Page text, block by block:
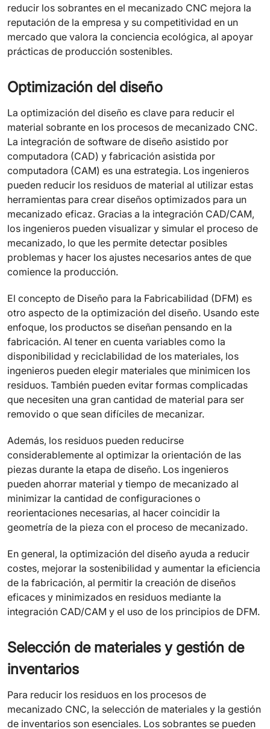
reducir los sobrantes en el mecanizado CNC mejora la
reputación de la empresa y su competitividad en un
mercado que valora la conciencia ecológica, al apoyar
prácticas de producción sostenibles.
Optimización del diseño
La optimización del diseño es clave para reducir el
material sobrante en los procesos de mecanizado CNC.
La integración de software de diseño asistido por
computadora (CAD) y fabricación asistida por
computadora (CAM) es una estrategia. Los ingenieros
pueden reducir los residuos de material al utilizar estas
herramientas para crear diseños optimizados para un
mecanizado eficaz. Gracias a la integración CAD/CAM,
los ingenieros pueden visualizar y simular el proceso de
mecanizado, lo que les permite detectar posibles
problemas y hacer los ajustes necesarios antes de que
comience la producción.
El concepto de Diseño para la Fabricabilidad (DFM) es
otro aspecto de la optimización del diseño. Usando este
enfoque, los productos se diseñan pensando en la
fabricación. Al tener en cuenta variables como la
disponibilidad y reciclabilidad de los materiales, los
ingenieros pueden elegir materiales que minimicen los
residuos. También pueden evitar formas complicadas
que necesiten una gran cantidad de material para ser
removido o que sean difíciles de mecanizar.
Además, los residuos pueden reducirse
considerablemente al optimizar la orientación de las
piezas durante la etapa de diseño. Los ingenieros
pueden ahorrar material y tiempo de mecanizado al
minimizar la cantidad de configuraciones o
reorientaciones necesarias, al hacer coincidir la
geometría de la pieza con el proceso de mecanizado.
En general, la optimización del diseño ayuda a reducir
costes, mejorar la sostenibilidad y aumentar la eficiencia
de la fabricación, al permitir la creación de diseños
eficaces y minimizados en residuos mediante la
integración CAD/CAM y el uso de los principios de DFM.
Selección de materiales y gestión de
inventarios
Para reducir los residuos en los procesos de
mecanizado CNC, la selección de materiales y la gestión
de inventarios son esenciales. Los sobrantes se pueden